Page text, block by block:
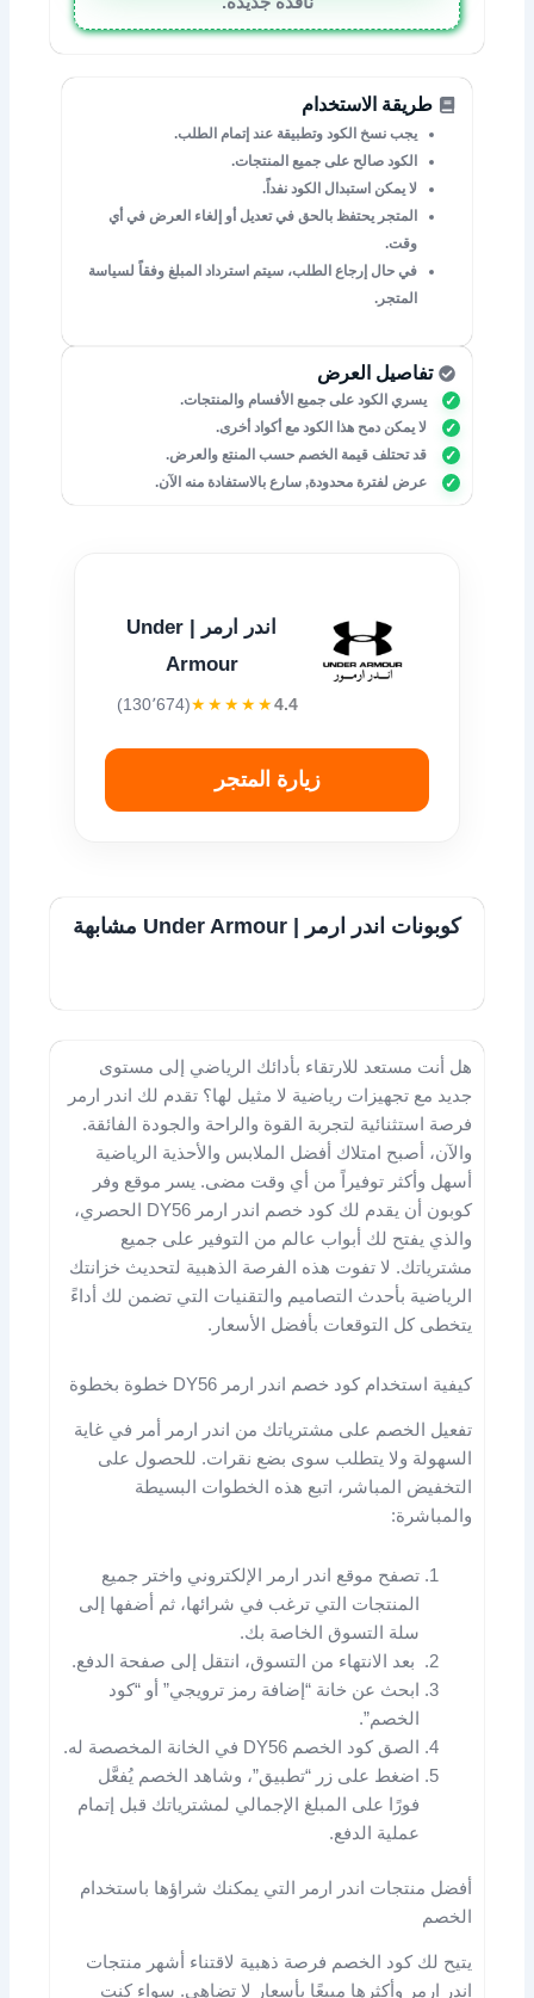
طريقة الاستخدام
يجب نسخ الكود وتطبيقة عند إتمام الطلب.
الكود صالح على جميع المنتجات.
لا يمكن استبدال الكود نفداً.
المتجر يحتفظ بالحق في تعديل أو إلغاء العرض في أي
وقت.
في حال إرجاع الطلب، سيتم استرداد المبلغ وفقاً لسياسة
المتجر.
تفاصيل العرض
يسري الكود على جميع الأفسام والمنتجات.
لا يمكن دمح هذا الكود مع أكواد أخرى.
قد تحتلف قيمة الخصم حسب المنتع والعرض.
عرض لفترة محدودة, سارع بالاستفادة منه الآن.
اندر ارمر | Under
Armour
4.4
★★★★★(130٬674)
زيارة المتجر
كوبونات اندر ارمر | Under Armour مشابهة
هل أنت مستعد للارتقاء بأدائك الرياضي إلى مستوى
جديد مع تجهيزات رياضية لا مثيل لها؟ تقدم لك اندر ارمر
فرصة استثنائية لتجربة القوة والراحة والجودة الفائقة.
والآن، أصبح امتلاك أفضل الملابس والأحذية الرياضية
أسهل وأكثر توفيراً من أي وقت مضى. يسر موقع وفر
كوبون أن يقدم لك كود خصم اندر ارمر DY56 الحصري،
والذي يفتح لك أبواب عالم من التوفير على جميع
مشترياتك. لا تفوت هذه الفرصة الذهبية لتحديث خزانتك
الرياضية بأحدث التصاميم والتقنيات التي تضمن لك أداءً
يتخطى كل التوقعات بأفضل الأسعار.
كيفية استخدام كود خصم اندر ارمر DY56 خطوة بخطوة
تفعيل الخصم على مشترياتك من اندر ارمر أمر في غاية
السهولة ولا يتطلب سوى بضع نقرات. للحصول على
التخفيض المباشر، اتبع هذه الخطوات البسيطة
والمباشرة:
تصفح موقع اندر ارمر الإلكتروني واختر جميع
المنتجات التي ترغب في شرائها، ثم أضفها إلى
سلة التسوق الخاصة بك.
بعد الانتهاء من التسوق، انتقل إلى صفحة الدفع.
ابحث عن خانة “إضافة رمز ترويجي” أو “كود
الخصم”.
الصق كود الخصم DY56 في الخانة المخصصة له.
اضغط على زر “تطبيق”، وشاهد الخصم يُفعَّل
فورًا على المبلغ الإجمالي لمشترياتك قبل إتمام
عملية الدفع.
أفضل منتجات اندر ارمر التي يمكنك شراؤها باستخدام
الخصم
يتيح لك كود الخصم فرصة ذهبية لاقتناء أشهر منتجات
اندر ارمر وأكثرها مبيعًا بأسعار لا تضاهى. سواء كنت